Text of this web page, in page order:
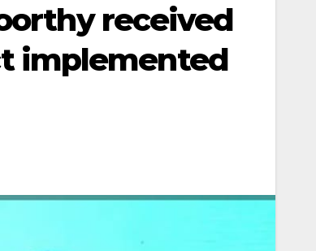
received
implemented